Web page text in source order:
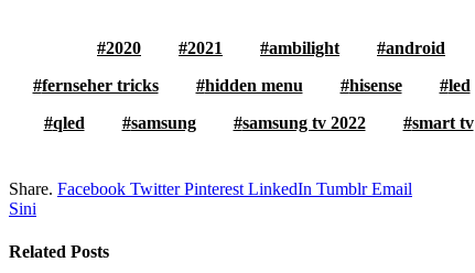
2020 2021 ambilight android
fernseher tricks
hidden menu hisense led
qled
samsung samsung tv 2022 smart tv
Share. Facebook Twitter Pinterest LinkedIn Tumblr Email
Sini
Related Posts